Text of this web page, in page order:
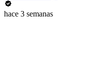
hace 3 semanas